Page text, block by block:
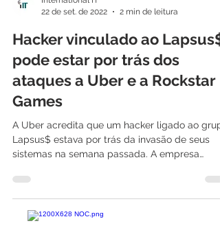
22 de set. de 2022
2 min de leitura
Hacker vinculado ao Lapsus$
pode estar por trás dos
ataques a Uber e a Rockstar
Games
A Uber acredita que um hacker ligado ao
sistemas na semana passada. A empresa
revelou...